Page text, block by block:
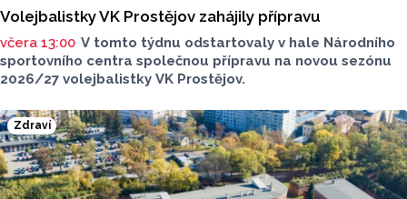
Volejbalistky VK Prostějov zahájily přípravu
včera 13:00 V tomto týdnu odstartovaly v hale Národního
sportovního centra společnou přípravu na novou sezónu
2026/27 volejbalistky VK Prostějov.
Zdraví